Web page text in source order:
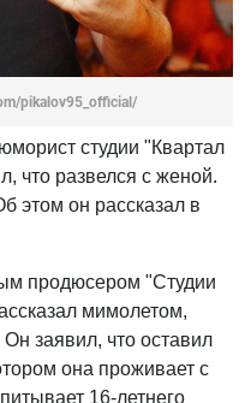
pikalov95_official/
студии "Квартал
что развелся с женой.
этом он рассказал в
продюсером "Студии
мимолетом,
заявил, что оставил
она проживает с
16-летнего